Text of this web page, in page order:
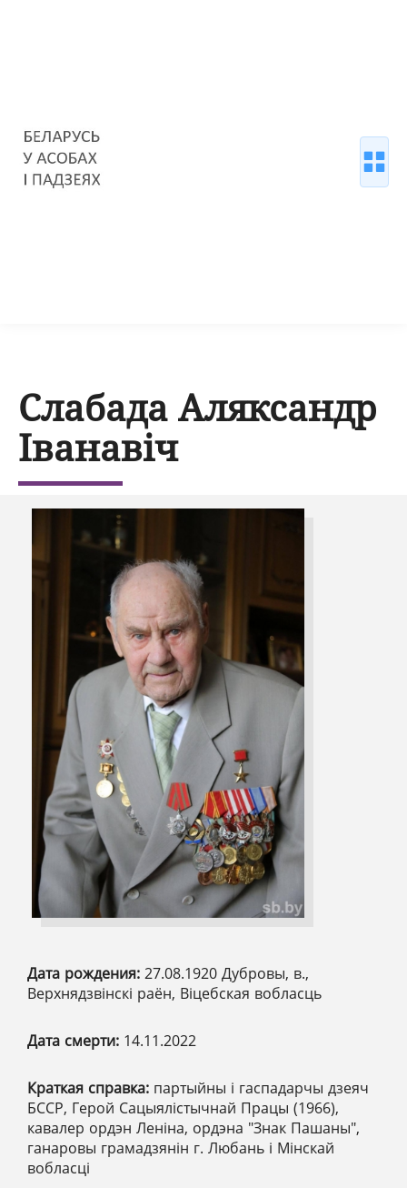
Слабада Аляксандр
Іванавіч
Дата рождения: 27.08.1920 Дубровы, в.,
Верхнядзвінскі раён, Віцебская вобласць
Дата смерти: 14.11.2022
Краткая справка: партыйны і гаспадарчы дзеяч
БССР, Герой Сацыялістычнай Працы (1966),
кавалер ордэн Леніна, ордэна "Знак Пашаны",
ганаровы грамадзянін г. Любань і Мінскай
вобласці